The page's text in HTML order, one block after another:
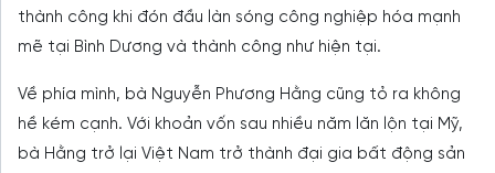
thành công khi đón đầu làn sóng công nghiệp hóa mạnh
mẽ tại Bình Dương và thành công như hiện tại.
Về phía mình, bà Nguyễn Phương Hằng cũng tỏ ra không
hề kém cạnh. Với khoản vốn sau nhiều năm lăn lộn tại Mỹ,
bà Hằng trở lại Việt Nam trở thành đại gia bất động sản